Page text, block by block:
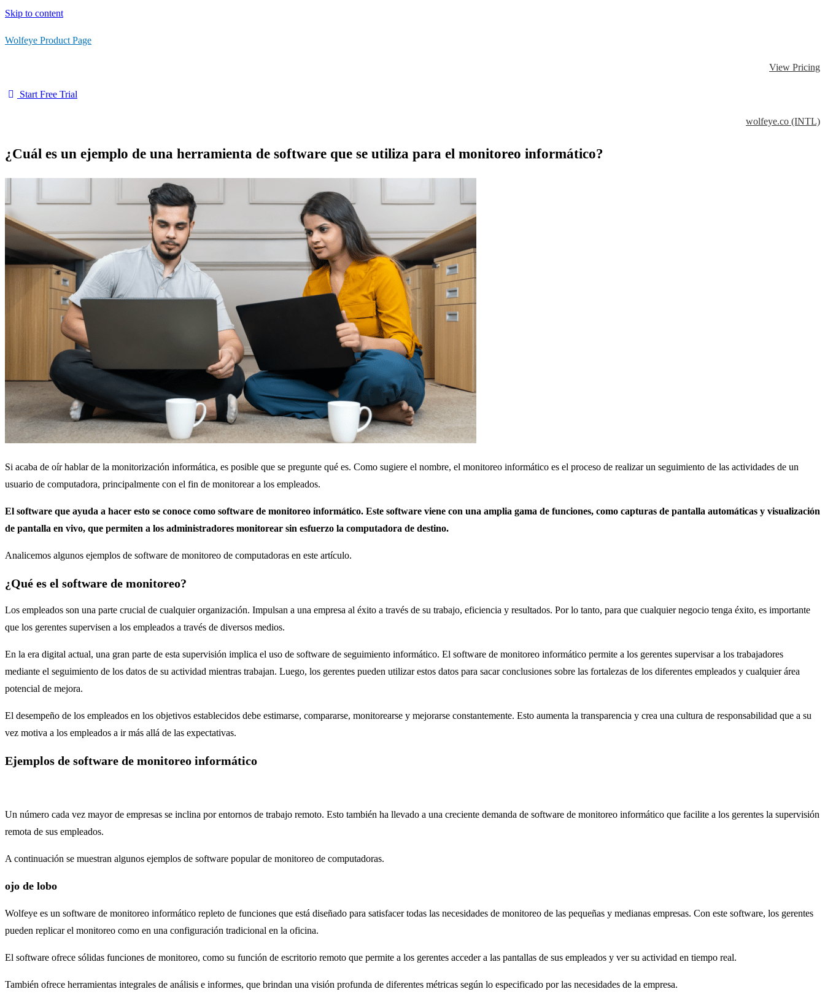
Skip to content
Wolfeye Product Page
View Pricing
Start Free Trial
wolfeye.co (INTL)
¿Cuál es un ejemplo de una herramienta de software que se utiliza para el monitoreo informático?
Si acaba de oír hablar de la monitorización informática, es posible que se pregunte qué es. Como sugiere el nombre, el monitoreo informático es el proceso de realizar un seguimiento de las actividades de un
usuario de computadora, principalmente con el fin de monitorear a los empleados.
El software que ayuda a hacer esto se conoce como software de monitoreo informático. Este software viene con una amplia gama de funciones, como capturas de pantalla automáticas y visualización
de pantalla en vivo, que permiten a los administradores monitorear sin esfuerzo la computadora de destino.
Analicemos algunos ejemplos de software de monitoreo de computadoras en este artículo.
¿Qué es el software de monitoreo?
Los empleados son una parte crucial de cualquier organización. Impulsan a una empresa al éxito a través de su trabajo, eficiencia y resultados. Por lo tanto, para que cualquier negocio tenga éxito, es importante
que los gerentes supervisen a los empleados a través de diversos medios.
En la era digital actual, una gran parte de esta supervisión implica el uso de software de seguimiento informático. El software de monitoreo informático permite a los gerentes supervisar a los trabajadores
mediante el seguimiento de los datos de su actividad mientras trabajan. Luego, los gerentes pueden utilizar estos datos para sacar conclusiones sobre las fortalezas de los diferentes empleados y cualquier área
potencial de mejora.
El desempeño de los empleados en los objetivos establecidos debe estimarse, compararse, monitorearse y mejorarse constantemente. Esto aumenta la transparencia y crea una cultura de responsabilidad que a su
vez motiva a los empleados a ir más allá de las expectativas.
Ejemplos de software de monitoreo informático
Un número cada vez mayor de empresas se inclina por entornos de trabajo remoto. Esto también ha llevado a una creciente demanda de software de monitoreo informático que facilite a los gerentes la supervisión
remota de sus empleados.
A continuación se muestran algunos ejemplos de software popular de monitoreo de computadoras.
ojo de lobo
Wolfeye es un software de monitoreo informático repleto de funciones que está diseñado para satisfacer todas las necesidades de monitoreo de las pequeñas y medianas empresas. Con este software, los gerentes
pueden replicar el monitoreo como en una configuración tradicional en la oficina.
El software ofrece sólidas funciones de monitoreo, como su función de escritorio remoto que permite a los gerentes acceder a las pantallas de sus empleados y ver su actividad en tiempo real.
También ofrece herramientas integrales de análisis e informes, que brindan una visión profunda de diferentes métricas según lo especificado por las necesidades de la empresa.